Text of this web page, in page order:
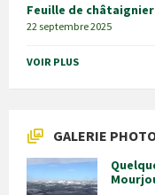
Feuille de châtaignier
22 septembre 2025
VOIR PLUS
GALERIE